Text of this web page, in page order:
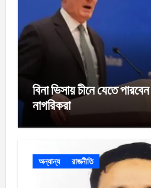
বিনা ভিসায় চীনে যেতে
নাগরিকরা
অন্যান্য রাজনীতি